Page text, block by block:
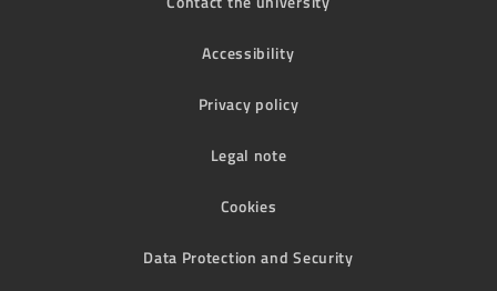
Accessibility
Privacy policy
Legal note
Cookies
Data Protection and Security